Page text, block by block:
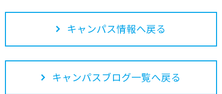
キャンパス情報へ戻る
キャンパスブログ一覧へ戻る